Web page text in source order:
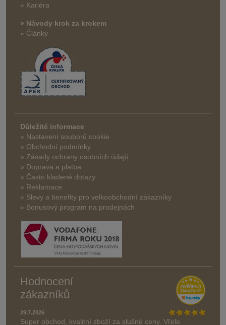
» Kariéra
» Návody krok za krokem
» Články
Důležité informace
» Nastavení souborů cookie
» Obchodní podmínky
» Zásady ochrany osobních údajů
» Doprava a platba
» Často kladené dotazy
» Reklamace
» Slevy a benefity pro velkoobchodní zákazníky
» Bonusový program na prodejnách
Hodnocení
zákazníků
29.7.2026
Super obchod, kvalitní zboží za slušné ceny. Vřele